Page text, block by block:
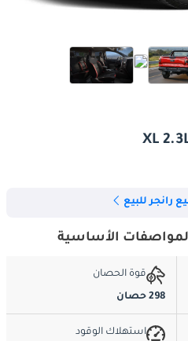
رانجر للبيع
قوة الحصان
298 حصان
استهلاك الوقود